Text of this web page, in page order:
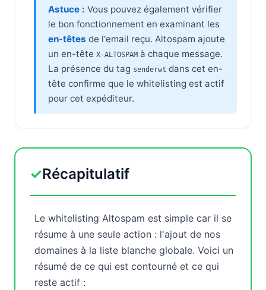
Astuce : Vous pouvez également vérifier
le bon fonctionnement en examinant les
en-têtes de l'email reçu. Altospam ajoute
un en-tête X-ALTOSPAM à chaque message.
La présence du tag senderwt dans cet en-
tête confirme que le whitelisting est actif
pour cet expéditeur.
✓Récapitulatif
Le whitelisting Altospam est simple car il se
résume à une seule action : l'ajout de nos
domaines à la liste blanche globale. Voici un
résumé de ce qui est contourné et ce qui
reste actif :